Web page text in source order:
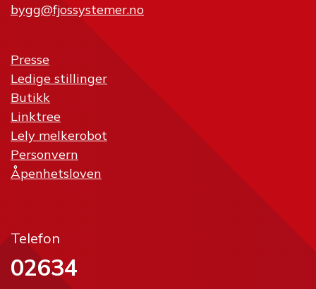
bygg@fjossystemer.no
Presse
Ledige stillinger
Butikk
Linktree
Lely melkerobot
Personvern
Åpenhetsloven
Telefon
02634